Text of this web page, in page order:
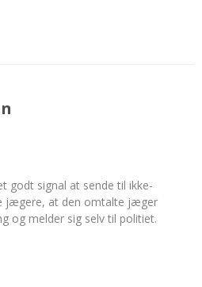
godt signal at sende til ikke-
jægere, at den omtalte jæger
og melder sig selv til politiet.